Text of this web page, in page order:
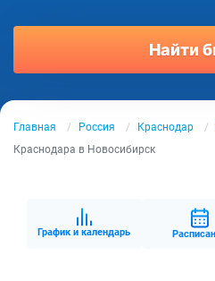
Найти
Главная Россия Краснодар
Краснодара в Новосибирск
График и календарь